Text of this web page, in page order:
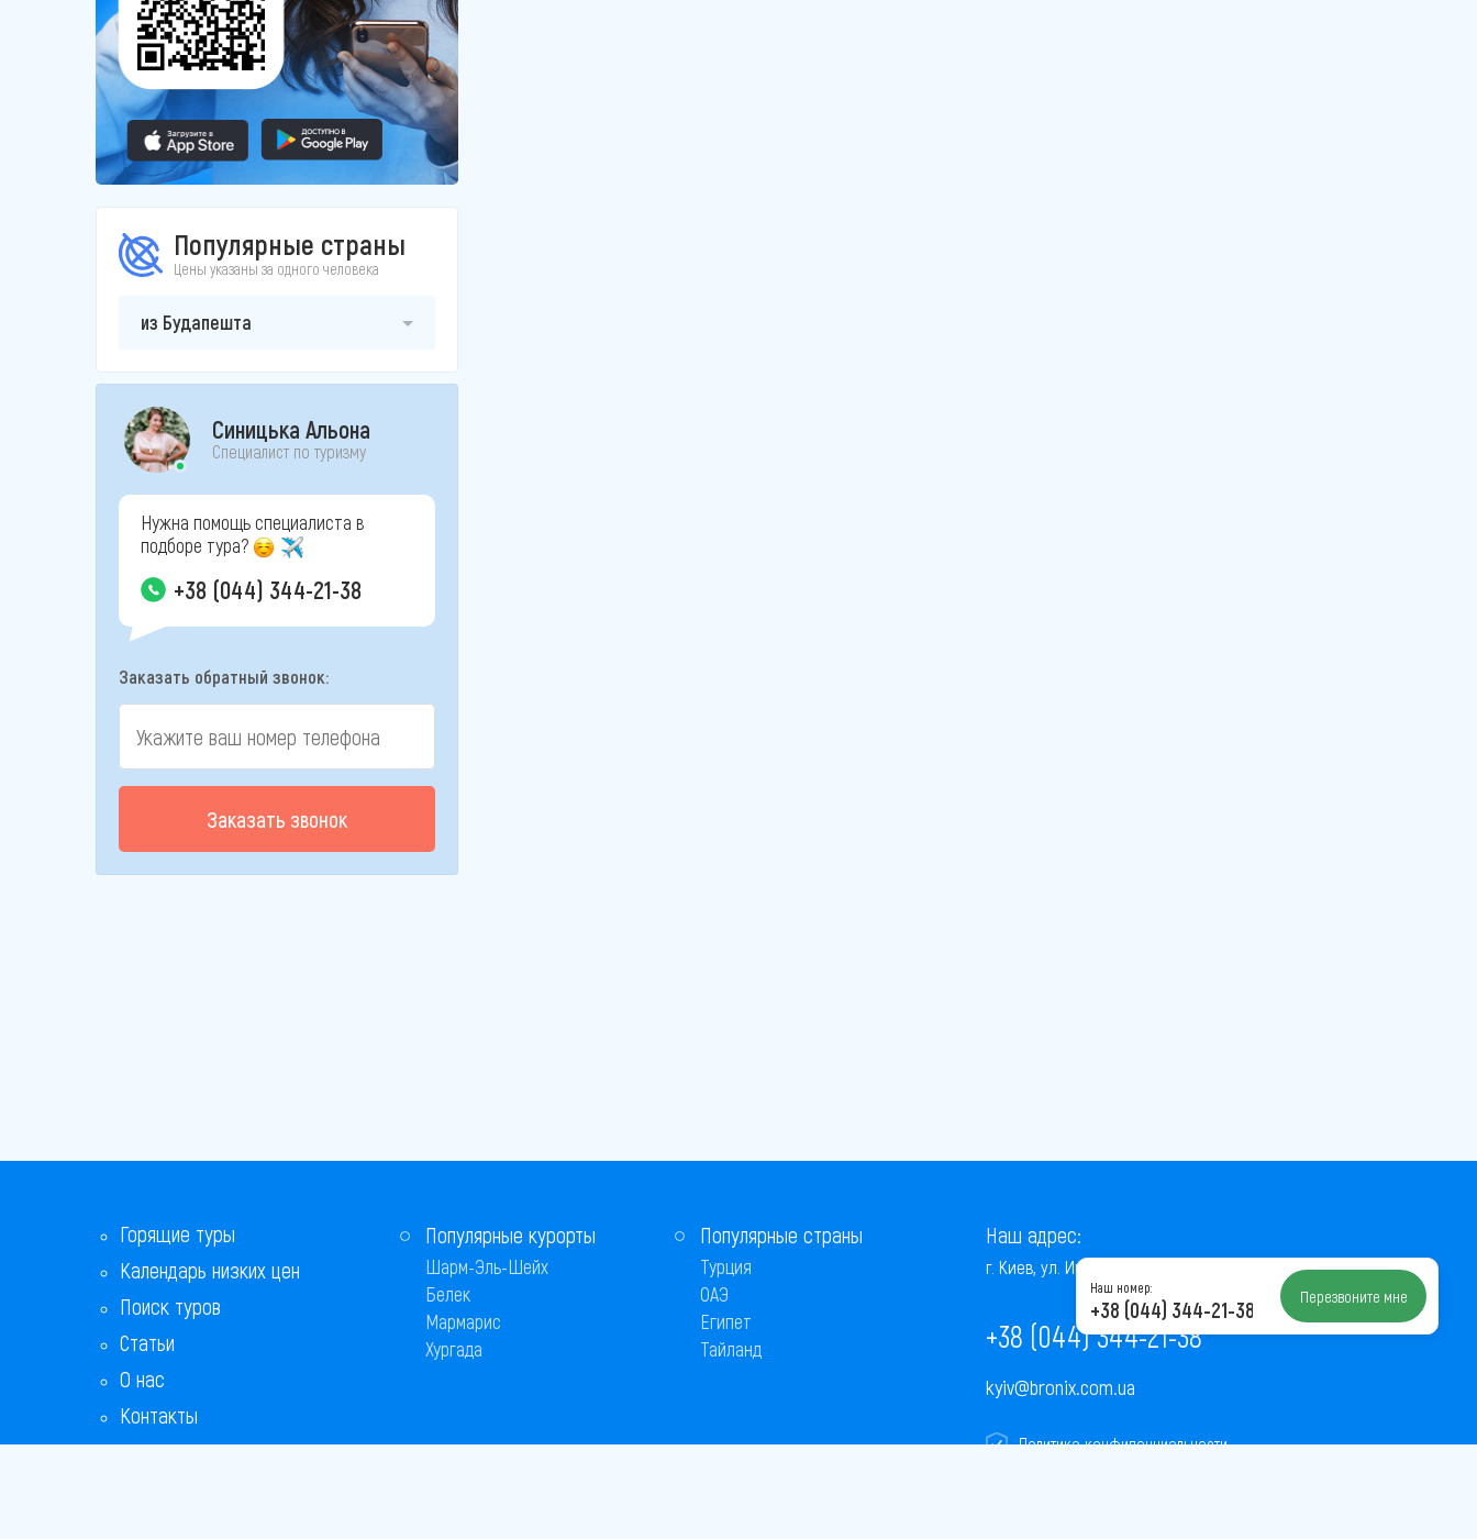
Популярные страны
Цены указаны за одного человека
из Будапешта
Синицька Альона
Специалист по туризму
Нужна помощь специалиста в
подборе тура?
+38 (044) 344-21-38
Заказать обратный звонок:
Заказать звонок
Горящие туры
Календарь низких цен
Поиск туров
Статьи
О нас
Контакты
Бонусная программа
Популярные курорты
Шарм-Эль-Шейх
Белек
Мармарис
Хургада
Популярные страны
Турция
ОАЭ
Египет
Тайланд
Наш адрес:
г. Киев, ул. Институтская, 22/7, оф. 41
+38 (044) 344-21-38
kyiv@bronix.com.ua
Политика конфиденциальности
Наш номер:
+38 (044) 344-21-38 Перезвоните мне